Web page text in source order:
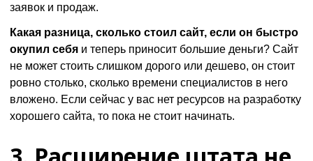
заявок и продаж.
Какая разница, сколько стоил сайт, если он быстро
окупил себя и теперь приносит большие деньги? Сайт
не может стоить слишком дорого или дешево, он стоит
ровно столько, сколько времени специалистов в него
вложено. Если сейчас у вас нет ресурсов на разработку
хорошего сайта, то пока не стоит начинать.